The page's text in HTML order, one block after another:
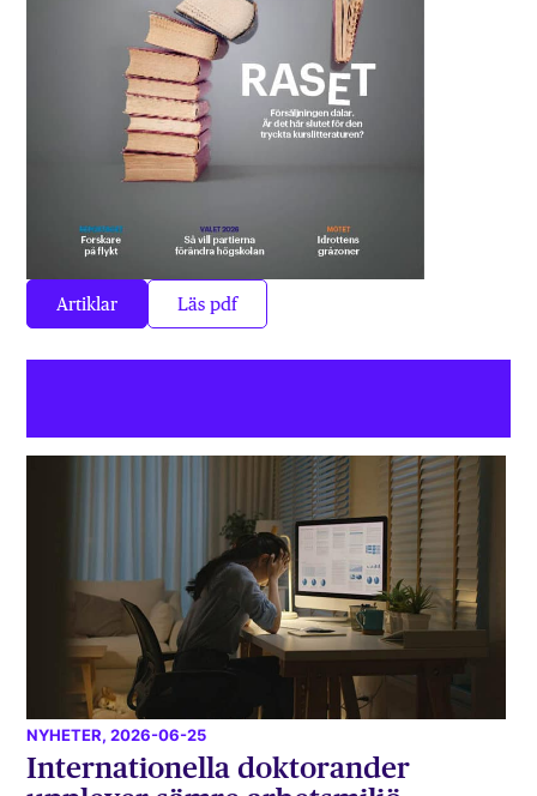
Artiklar Läs pdf
NYHETER, 2026-06-25
Internationella doktorander